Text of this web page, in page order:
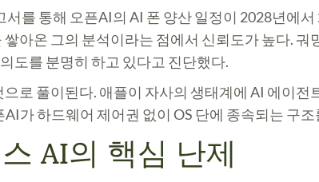
를 통해 오픈AI의 AI 폰 양산 일정이 2028년에
아온 그의 분석이라는 점에서 신뢰도가 높다.
도를 분명히 하고 있다고 진단했다.
로 풀이된다. 애플이 자사의 생태계에 AI 에이전
가 하드웨어 제어권 없이 OS 단에 종속되는 구
AI의 핵심 난제